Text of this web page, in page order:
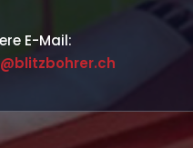
E-Mail: